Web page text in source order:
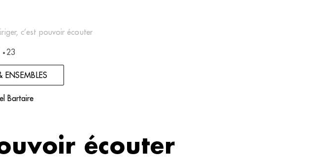
c’est pouvoir écouter
• 23
ENSEMBLES
Bartaire
écouter